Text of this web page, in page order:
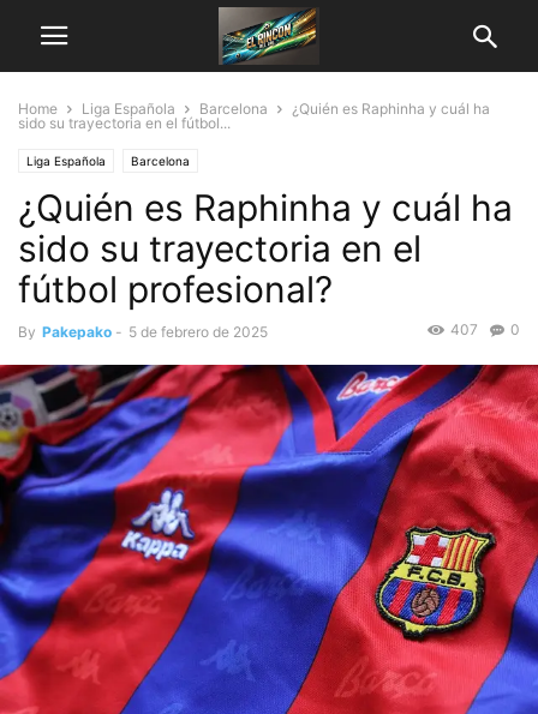
Home Liga Española Barcelona
¿Quién es Raphinha y cuál ha
sido su trayectoria en el fútbol...
Liga Española Barcelona
¿Quién es Raphinha y cuál ha
sido su trayectoria en el
fútbol profesional?
By Pakepako - 5 de febrero de 2025 0
407